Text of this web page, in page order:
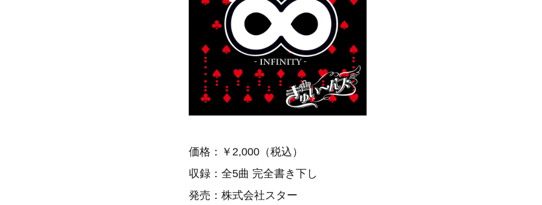
価格：￥2,000（税込）
収録：全5曲 完全書き下し
発売：株式会社スター